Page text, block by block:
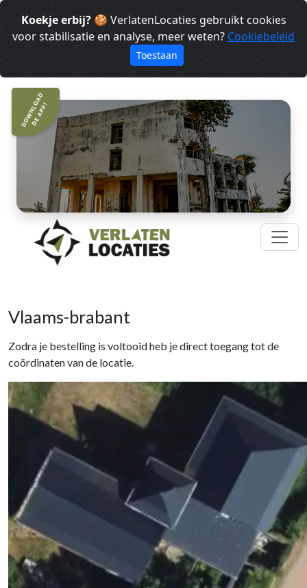
Koekje erbij?🍪 VerlatenLocaties gebruikt cookies
voor stabilisatie en analyse, meer weten? Cookiebeleid
Toestaan
DOWNLOAD
DE APP!
Vlaams-brabant
Zodra je bestelling is voltooid heb je direct toegang tot de
coördinaten van de locatie.